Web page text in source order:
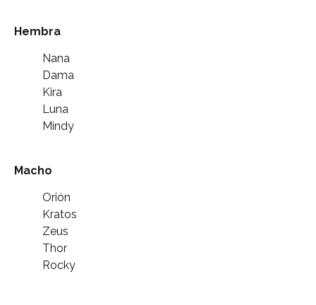
Hembra
Nana
Dama
Kira
Luna
Mindy
Macho
Orión
Kratos
Zeus
Thor
Rocky